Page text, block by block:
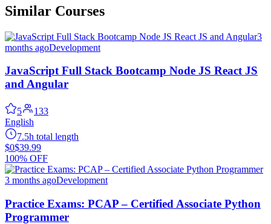
Similar Courses
3
months agoDevelopment
JavaScript Full Stack Bootcamp Node JS React JS
and Angular
5
133
English
7.5h total length
$0$39.99
100% OFF
3 months agoDevelopment
Practice Exams: PCAP – Certified Associate Python
Programmer